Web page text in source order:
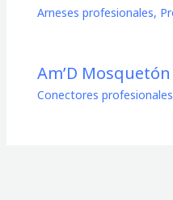
Arneses profesionales,
Am’D
Conectores profesionales